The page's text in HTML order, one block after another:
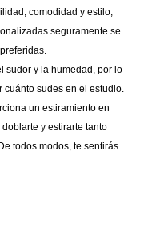
comodidad y estilo,
seguramente se
sudor y la humedad, por lo
cuánto sudes en el estudio.
un estiramiento en
y estirarte tanto
todos modos, te sentirás